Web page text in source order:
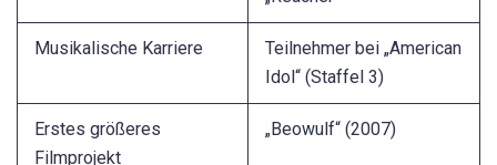
Musikalische Karriere
Teilnehmer bei „American
Idol“ (Staffel 3)
Erstes größeres
Filmprojekt
„Beowulf“ (2007)